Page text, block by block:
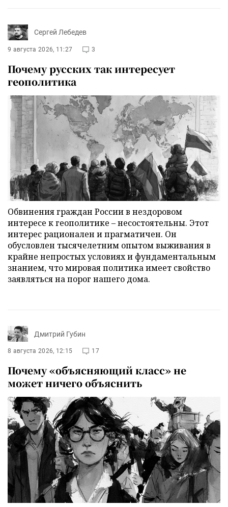
Сергей Лебедев
9 августа 2026, 11:27 3
Почему русских так интересует
геополитика
Обвинения граждан России в нездоровом
интересе к геополитике – несостоятельны. Этот
интерес рационален и прагматичен. Он
обусловлен тысячелетним опытом выживания в
крайне непростых условиях и фундаментальным
знанием, что мировая политика имеет свойство
заявляться на порог нашего дома.
Дмитрий Губин
8 августа 2026, 12:15 17
Почему «объясняющий класс» не
может ничего объяснить